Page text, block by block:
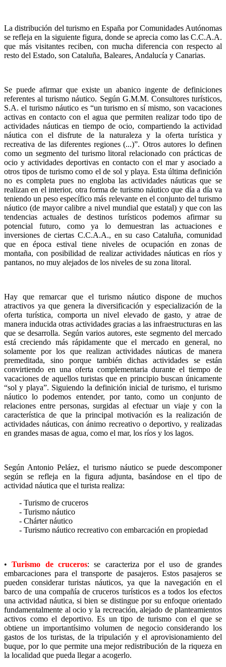
La distribución del turismo en España por Comunidades Autónomas
se refleja en la siguiente figura, donde se aprecia como las C.C.A.A.
que más visitantes reciben, con mucha diferencia con respecto al
resto del Estado, son Cataluña, Baleares, Andalucía y Canarias.
Se puede afirmar que existe un abanico ingente de definiciones
referentes al turismo náutico. Según G.M.M. Consultores turísticos,
S.A. el turismo náutico es “un turismo en sí mismo, son vacaciones
activas en contacto con el agua que permiten realizar todo tipo de
actividades náuticas en tiempo de ocio, compartiendo la actividad
náutica con el disfrute de la naturaleza y la oferta turística y
recreativa de las diferentes regiones (...)”. Otros autores lo definen
como un segmento del turismo litoral relacionado con prácticas de
ocio y actividades deportivas en contacto con el mar y asociado a
otros tipos de turismo como el de sol y playa. Esta última definición
no es completa pues no engloba las actividades náuticas que se
realizan en el interior, otra forma de turismo náutico que día a día va
teniendo un peso específico más relevante en el conjunto del turismo
náutico (de mayor calibre a nivel mundial que estatal) y que con las
tendencias actuales de destinos turísticos podemos afirmar su
potencial futuro, como ya lo demuestran las actuaciones e
inversiones de ciertas C.C.A.A., en su caso Cataluña, comunidad
que en época estival tiene niveles de ocupación en zonas de
montaña, con posibilidad de realizar actividades náuticas en ríos y
pantanos, no muy alejados de los niveles de su zona litoral.
Hay que remarcar que el turismo náutico dispone de muchos
atractivos ya que genera la diversificación y especialización de la
oferta turística, comporta un nivel elevado de gasto, y atrae de
manera inducida otras actividades gracias a las infraestructuras en las
que se desarrolla. Según varios autores, este segmento del mercado
está creciendo más rápidamente que el mercado en general, no
solamente por los que realizan actividades náuticas de manera
premeditada, sino porque también dichas actividades se están
convirtiendo en una oferta complementaria durante el tiempo de
vacaciones de aquellos turistas que en principio buscan únicamente
“sol y playa”. Siguiendo la definición inicial de turismo, el turismo
náutico lo podemos entender, por tanto, como un conjunto de
relaciones entre personas, surgidas al efectuar un viaje y con la
característica de que la principal motivación es la realización de
actividades náuticas, con ánimo recreativo o deportivo, y realizadas
en grandes masas de agua, como el mar, los ríos y los lagos.
Según Antonio Peláez, el turismo náutico se puede descomponer
según se refleja en la figura adjunta, basándose en el tipo de
actividad náutica que el turista realiza:
- Turismo de cruceros
- Turismo náutico
- Chárter náutico
- Turismo náutico recreativo con embarcación en propiedad
•Turismo de cruceros: se caracteriza por el uso de grandes
embarcaciones para el transporte de pasajeros. Estos pasajeros se
pueden considerar turistas náuticos, ya que la navegación en el
barco de una compañía de cruceros turísticos es a todos los efectos
una actividad náutica, si bien se distingue por su enfoque orientado
fundamentalmente al ocio y la recreación, alejado de planteamientos
activos como el deportivo. Es un tipo de turismo con el que se
obtiene un importantísimo volumen de negocio considerando los
gastos de los turistas, de la tripulación y el aprovisionamiento del
buque, por lo que permite una mejor redistribución de la riqueza en
la localidad que pueda llegar a acogerlo.